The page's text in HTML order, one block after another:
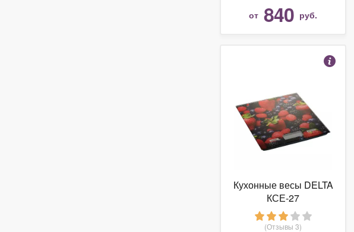
от 840 руб.
Кухонные весы DELTA
КСЕ-27
(Отзывы 3)